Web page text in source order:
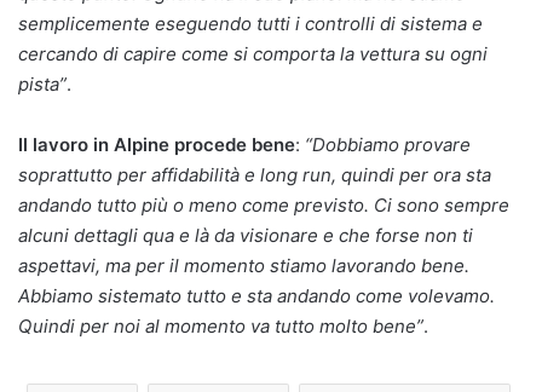
semplicemente eseguendo tutti i controlli di sistema e
cercando di capire come si comporta la vettura su ogni
pista”.
Il lavoro in Alpine procede bene: “Dobbiamo provare
soprattutto per affidabilità e long run, quindi per ora sta
andando tutto più o meno come previsto. Ci sono sempre
alcuni dettagli qua e là da visionare e che forse non ti
aspettavi, ma per il momento stiamo lavorando bene.
Abbiamo sistemato tutto e sta andando come volevamo.
Quindi per noi al momento va tutto molto bene”.